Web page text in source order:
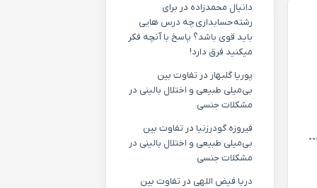
دانیال محمدزاده در برای
رشته حسابداری چه درس هایی
باید قوی باشد؟ پاسخ با آنچه فکر
میکنید فرق دارد!
پوریا گلبهار در تفاوت بین
بی‌میلی طبیعی و اختلال بالینی در
مشکلات جنسی
فیروزه گودرزنیا در تفاوت بین
بی‌میلی طبیعی و اختلال بالینی در
مشکلات جنسی
دریا فیض اللهی در تفاوت بین